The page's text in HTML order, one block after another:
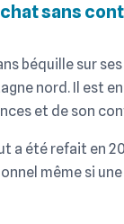
sans
béquille sur
nord. Il est
et de son
a été refait en
même si